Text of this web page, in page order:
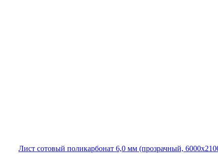
Лист сотовый поликарбонат 6,0 мм (прозрачный,